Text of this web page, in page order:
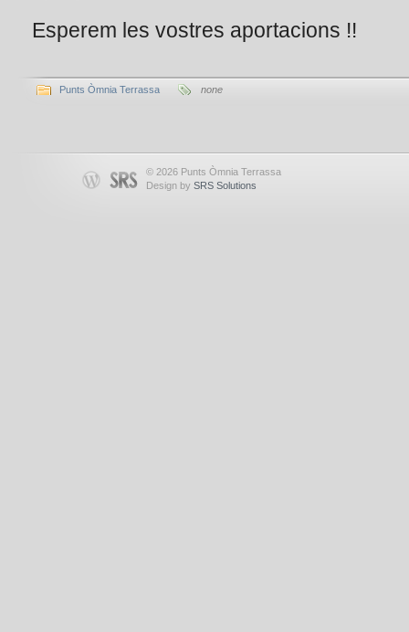
Esperem les vostres aportacions !!
Punts Òmnia Terrassa none
© 2026 Punts Òmnia Terrassa
Design by SRS Solutions